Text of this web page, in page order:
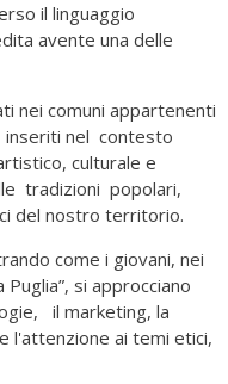
il linguaggio
avente una delle
nei comuni appartenenti
inseriti nel contesto
culturale e
tradizioni popolari,
del nostro territorio.
come i giovani, nei
si approcciano
il marketing, la
l'attenzione ai temi etici,